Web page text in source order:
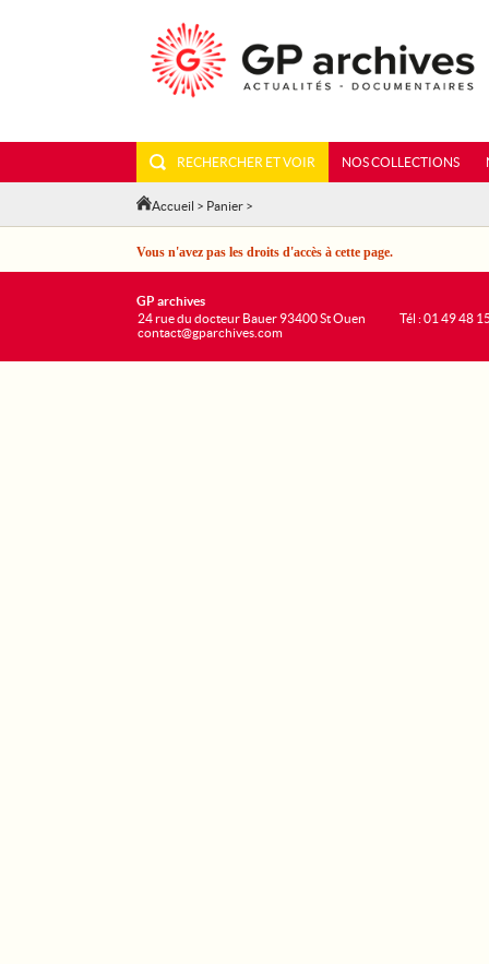
RECHERCHER ET VOIR NOS COLLECTIONS
Accueil > Panier >
Vous n'avez pas les droits d'accès à cette page.
GP archives
24 rue du docteur Bauer 93400 St Ouen
contact@gparchives.com
Tél : 01 49 48